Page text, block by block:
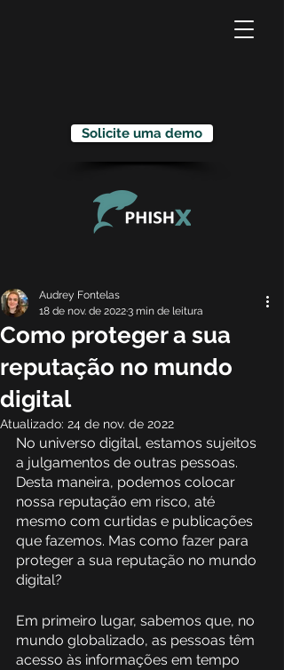
Solicite uma demo
Como proteger a sua
reputação no mundo
digital
Audrey Fontelas
18 de nov. de 20223 min de leitura
Atualizado: 24 de nov. de 2022
No universo digital, estamos sujeitos
a julgamentos de outras pessoas.
Desta maneira, podemos colocar
nossa reputação em risco, até
mesmo com curtidas e publicações
que fazemos. Mas como fazer para
proteger a sua reputação no mundo
digital?
Em primeiro lugar, sabemos que, no
mundo globalizado, as pessoas têm
acesso às informações em tempo